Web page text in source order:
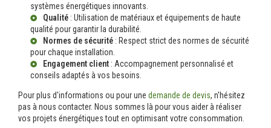
systèmes énergétiques innovants.
Qualité : Utilisation de matériaux et équipements de haute
qualité pour garantir la durabilité.
Normes de sécurité : Respect strict des normes de sécurité
pour chaque installation.
Engagement client : Accompagnement personnalisé et
conseils adaptés à vos besoins.
Pour plus d'informations ou pour une demande de devis, n'hésitez
pas à nous contacter. Nous sommes là pour vous aider à réaliser
vos projets énergétiques tout en optimisant votre consommation.